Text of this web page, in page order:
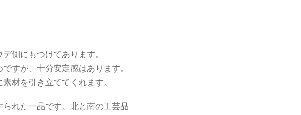
側にもつけてあります。
すが、十分安定感はあります。
材を引き立ててくれます。
れた一品です。北と南の工芸品